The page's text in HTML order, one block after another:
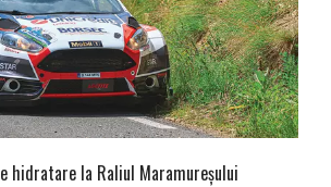
hidratare la Raliul Maramureșului